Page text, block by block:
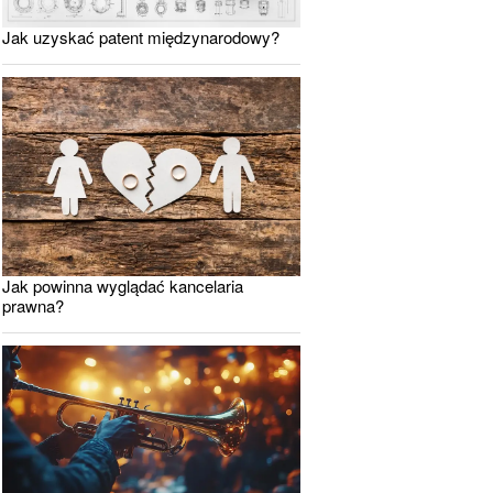
Jak uzyskać patent międzynarodowy?
Jak powinna wyglądać kancelaria
prawna?